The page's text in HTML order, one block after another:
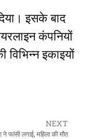
इसके बाद
कंपनियों
इकाइयों
NEXT
ने फांसी लगाई, महिला की मौत